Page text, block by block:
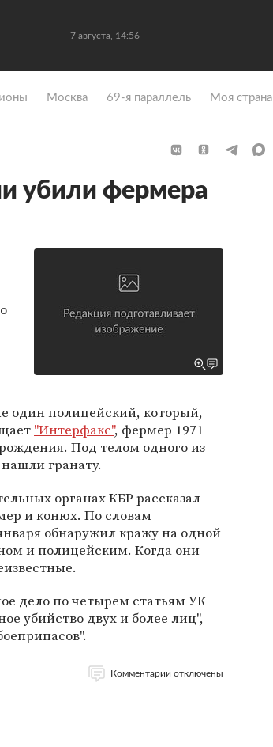
7 августа, 14:56
Москва 69-я параллель Моя страна
убили фермера
один полицейский, который,
"Интерфакс", фермер 1971
Под телом одного из
гранату.
органах КБР рассказал
и конюх. По словам
обнаружил кражу на одной
и полицейским. Когда они
дело по четырем статьям УК
убийство двух и более лиц",
Комментарии отключены